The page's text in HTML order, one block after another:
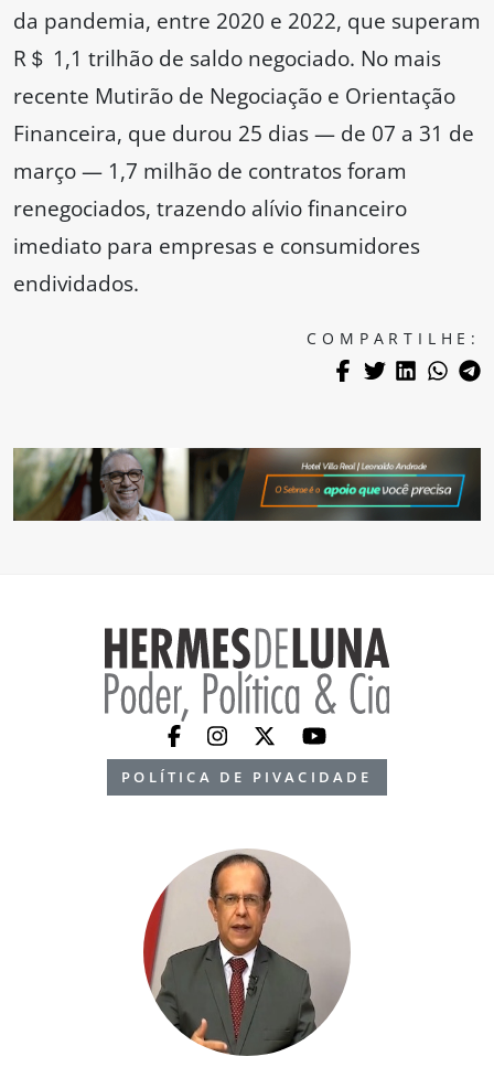
da pandemia, entre 2020 e 2022, que superam
R＄ 1,1 trilhão de saldo negociado. No mais
recente Mutirão de Negociação e Orientação
Financeira, que durou 25 dias — de 07 a 31 de
março — 1,7 milhão de contratos foram
renegociados, trazendo alívio financeiro
imediato para empresas e consumidores
endividados.
COMPARTILHE:
POLÍTICA DE PIVACIDADE